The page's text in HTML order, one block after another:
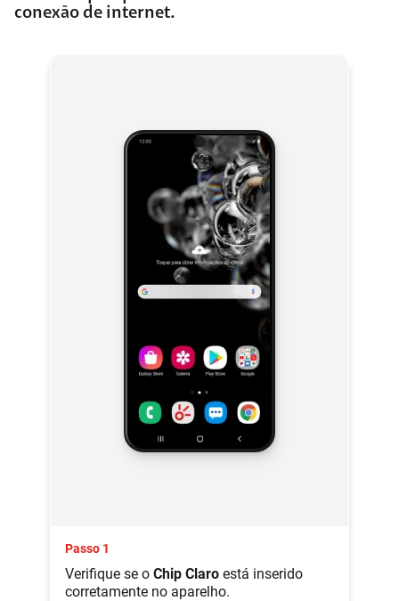
conexão de internet.
Passo 1
Verifique se o Chip Claro está inserido
corretamente no aparelho.